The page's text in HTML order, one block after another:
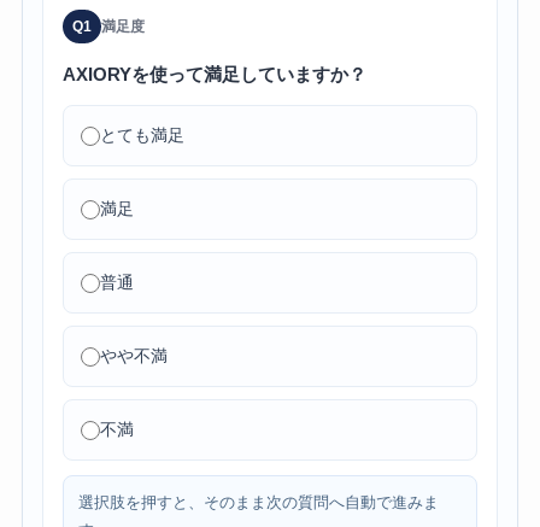
Q1 満足度
AXIORYを使って満足していますか？
とても満足
満足
普通
やや不満
不満
選択肢を押すと、そのまま次の質問へ自動で進みま